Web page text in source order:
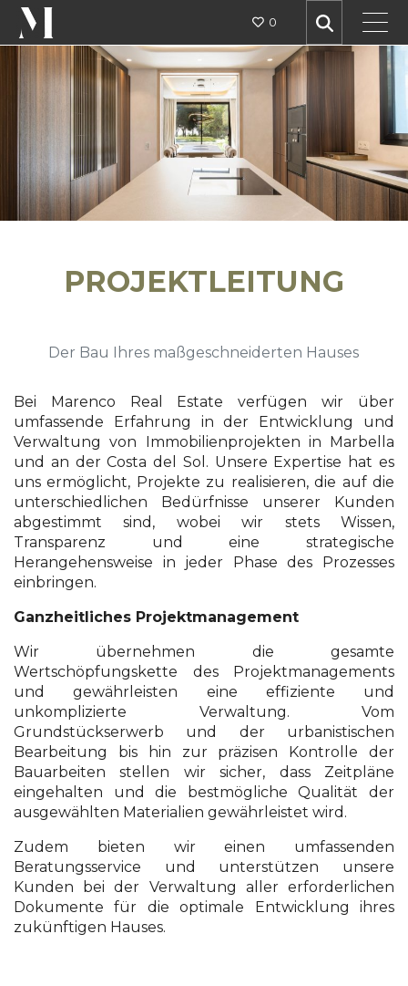
0
PROJEKTLEITUNG
Der Bau Ihres maßgeschneiderten Hauses
Bei Marenco Real Estate verfügen wir über
umfassende Erfahrung in der Entwicklung und
Verwaltung von Immobilienprojekten in Marbella
und an der Costa del Sol. Unsere Expertise hat es
uns ermöglicht, Projekte zu realisieren, die auf die
unterschiedlichen Bedürfnisse unserer Kunden
abgestimmt sind, wobei wir stets Wissen,
Transparenz und eine strategische
Herangehensweise in jeder Phase des Prozesses
einbringen.
Ganzheitliches Projektmanagement
Wir übernehmen die gesamte
Wertschöpfungskette des Projektmanagements
und gewährleisten eine effiziente und
unkomplizierte Verwaltung. Vom
Grundstückserwerb und der urbanistischen
Bearbeitung bis hin zur präzisen Kontrolle der
Bauarbeiten stellen wir sicher, dass Zeitpläne
eingehalten und die bestmögliche Qualität der
ausgewählten Materialien gewährleistet wird.
Zudem bieten wir einen umfassenden
Beratungsservice und unterstützen unsere
Kunden bei der Verwaltung aller erforderlichen
Dokumente für die optimale Entwicklung ihres
zukünftigen Hauses.